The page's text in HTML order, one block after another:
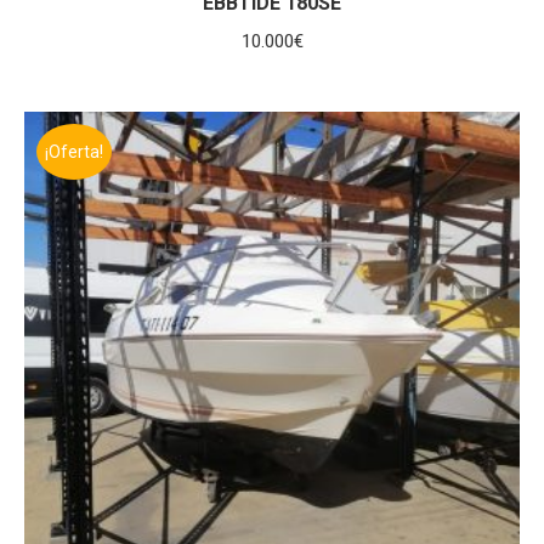
10.000€
¡Oferta!